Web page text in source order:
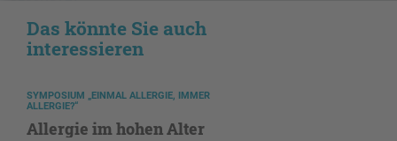
Das könnte Sie auch
interessieren
SYMPOSIUM „EINMAL ALLERGIE, IMMER
ALLERGIE?“
Allergie im hohen Alter